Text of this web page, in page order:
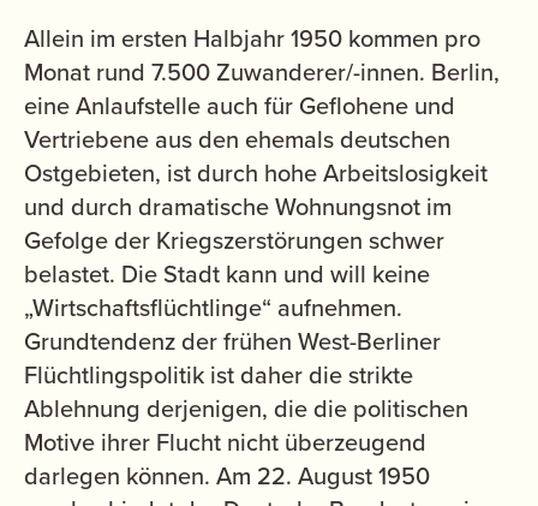
Allein im ersten Halbjahr 1950 kommen pro
Monat rund 7.500 Zuwanderer/-innen. Berlin,
eine Anlaufstelle auch für Geflohene und
Vertriebene aus den ehemals deutschen
Ostgebieten, ist durch hohe Arbeitslosigkeit
und durch dramatische Wohnungsnot im
Gefolge der Kriegszerstörungen schwer
belastet. Die Stadt kann und will keine
„Wirtschaftsflüchtlinge“ aufnehmen.
Grundtendenz der frühen West-Berliner
Flüchtlingspolitik ist daher die strikte
Ablehnung derjenigen, die die politischen
Motive ihrer Flucht nicht überzeugend
darlegen können. Am 22. August 1950